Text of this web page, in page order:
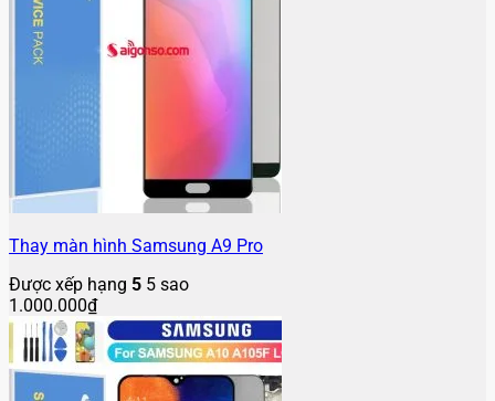
Thay màn hình Samsung A9 Pro
Được xếp hạng 5 5 sao
1.000.000₫